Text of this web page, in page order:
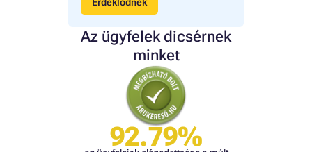
Érdeklődnék
Az ügyfelek dicsérnek
minket
92.79%